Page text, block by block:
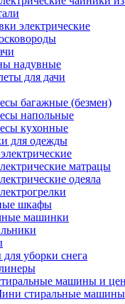
электрические
надувные
для дачи
багажные (безмен)
напольные
кухонные
для одежды
матрацы
одеяла
шкафы
машинки
уборки снега
машины и
стиральные машины